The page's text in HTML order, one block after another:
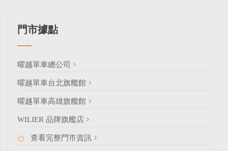
門市據點
曜越單車總公司
曜越單車台北旗艦館
曜越單車高雄旗艦館
WILIER 品牌旗艦店
查看完整門市資訊